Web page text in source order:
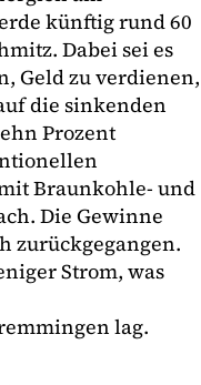
künftig rund 60
Dabei sei es
Geld zu verdienen,
die sinkenden
Prozent
Braunkohle- und
Die Gewinne
zurückgegangen.
Strom, was
lag.